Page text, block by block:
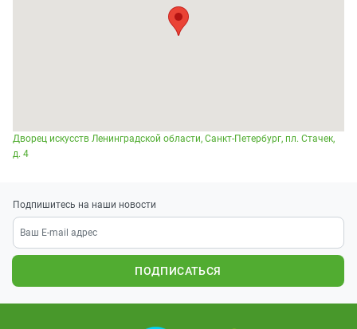
Дворец искусств Ленинградской области, Санкт-Петербург, пл. Стачек,
д. 4
Подпишитесь на наши новости
ПОДПИСАТЬСЯ